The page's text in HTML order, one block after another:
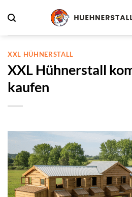
Inhalt
springen
XXL HÜHNERSTALL
XXL Hühnerstall
kaufen